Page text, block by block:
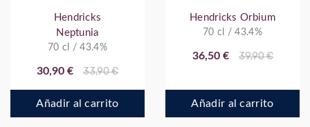
Hendricks
Neptunia
70 cl / 43.4%
30,90 € 33,90 €
Añadir al carrito
Hendricks Orbium
70 cl / 43.4%
36,50 € 39,90 €
Añadir al carrito